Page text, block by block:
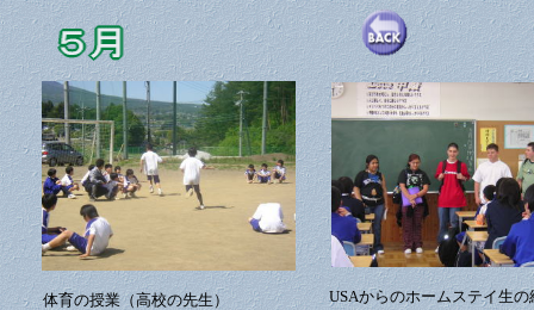
体育の授業（高校の先生） USAからのホームステイ生の